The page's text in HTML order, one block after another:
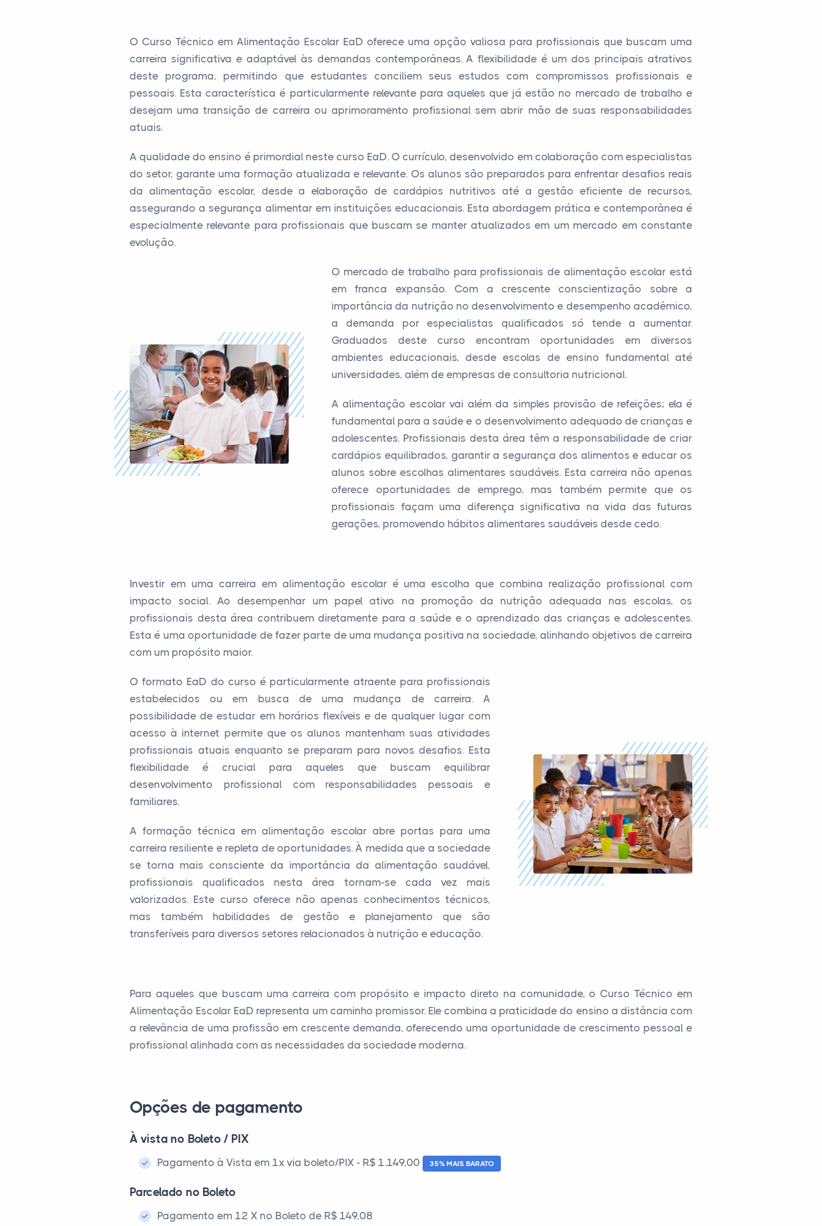
O Curso Técnico em Alimentação Escolar EaD oferece uma opção valiosa para profissionais que buscam uma
carreira significativa e adaptável às demandas contemporâneas. A flexibilidade é um dos principais atrativos
deste programa, permitindo que estudantes conciliem seus estudos com compromissos profissionais e
pessoais. Esta característica é particularmente relevante para aqueles que já estão no mercado de trabalho e
desejam uma transição de carreira ou aprimoramento profissional sem abrir mão de suas responsabilidades
atuais.
A qualidade do ensino é primordial neste curso EaD. O currículo, desenvolvido em colaboração com especialistas
do setor, garante uma formação atualizada e relevante. Os alunos são preparados para enfrentar desafios reais
da alimentação escolar, desde a elaboração de cardápios nutritivos até a gestão eficiente de recursos,
assegurando a segurança alimentar em instituições educacionais. Esta abordagem prática e contemporânea é
especialmente relevante para profissionais que buscam se manter atualizados em um mercado em constante
evolução.
O mercado de trabalho para profissionais de alimentação escolar está
em franca expansão. Com a crescente conscientização sobre a
importância da nutrição no desenvolvimento e desempenho acadêmico,
a demanda por especialistas qualificados só tende a aumentar.
Graduados deste curso encontram oportunidades em diversos
ambientes educacionais, desde escolas de ensino fundamental até
universidades, além de empresas de consultoria nutricional.
A alimentação escolar vai além da simples provisão de refeições; ela é
fundamental para a saúde e o desenvolvimento adequado de crianças e
adolescentes. Profissionais desta área têm a responsabilidade de criar
cardápios equilibrados, garantir a segurança dos alimentos e educar os
alunos sobre escolhas alimentares saudáveis. Esta carreira não apenas
oferece oportunidades de emprego, mas também permite que os
profissionais façam uma diferença significativa na vida das futuras
gerações, promovendo hábitos alimentares saudáveis desde cedo.
Investir em uma carreira em alimentação escolar é uma escolha que combina realização profissional com
impacto social. Ao desempenhar um papel ativo na promoção da nutrição adequada nas escolas, os
profissionais desta área contribuem diretamente para a saúde e o aprendizado das crianças e adolescentes.
Esta é uma oportunidade de fazer parte de uma mudança positiva na sociedade, alinhando objetivos de carreira
com um propósito maior.
O formato EaD do curso é particularmente atraente para profissionais
estabelecidos ou em busca de uma mudança de carreira. A
possibilidade de estudar em horários flexíveis e de qualquer lugar com
acesso à internet permite que os alunos mantenham suas atividades
profissionais atuais enquanto se preparam para novos desafios. Esta
flexibilidade é crucial para aqueles que buscam equilibrar
desenvolvimento profissional com responsabilidades pessoais e
familiares.
A formação técnica em alimentação escolar abre portas para uma
carreira resiliente e repleta de oportunidades. À medida que a sociedade
se torna mais consciente da importância da alimentação saudável,
profissionais qualificados nesta área tornam-se cada vez mais
valorizados. Este curso oferece não apenas conhecimentos técnicos,
mas também habilidades de gestão e planejamento que são
transferíveis para diversos setores relacionados à nutrição e educação.
Para aqueles que buscam uma carreira com propósito e impacto direto na comunidade, o Curso Técnico em
Alimentação Escolar EaD representa um caminho promissor. Ele combina a praticidade do ensino a distância com
a relevância de uma profissão em crescente demanda, oferecendo uma oportunidade de crescimento pessoal e
profissional alinhada com as necessidades da sociedade moderna.
Opções de pagamento
À vista no Boleto / PIX
Pagamento à Vista em 1x via boleto/PIX - R$ 1.149,00 35% MAIS BARATO
Parcelado no Boleto
Pagamento em 12 X no Boleto de R$ 149,08